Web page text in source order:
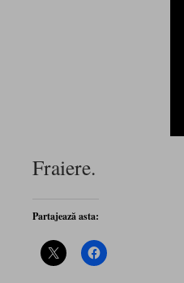
Fraiere.
Partajează asta: